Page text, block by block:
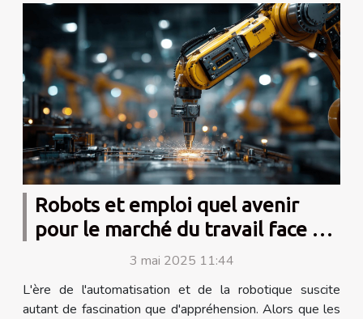
Robots et emploi quel avenir
pour le marché du travail face à
l'automatisation
3 mai 2025 11:44
L'ère de l'automatisation et de la robotique suscite
autant de fascination que d'appréhension. Alors que les